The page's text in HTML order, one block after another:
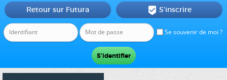
Se souvenir de moi ?
Retour sur Futura  S'inscrire